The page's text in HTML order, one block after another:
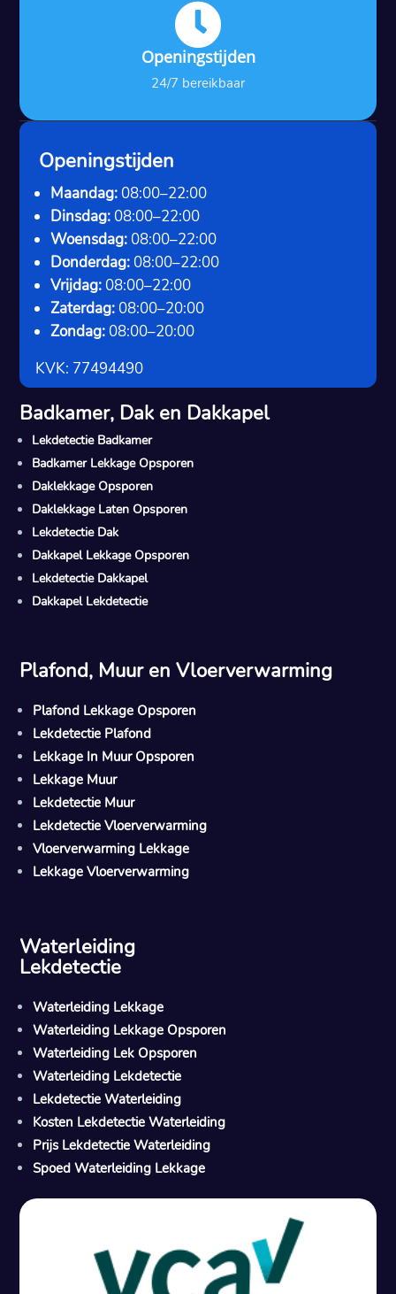

Openingstijden
24/7 bereikbaar
Openingstijden
Maandag: 08:00–22:00
Dinsdag: 08:00–22:00
Woensdag: 08:00–22:00
Donderdag: 08:00–22:00
Vrijdag: 08:00–22:00
Zaterdag: 08:00–20:00
Zondag: 08:00–20:00
KVK: 77494490
Badkamer, Dak en Dakkapel
Lekdetectie Badkamer
Badkamer Lekkage Opsporen
Daklekkage Opsporen
Daklekkage Laten Opsporen
Lekdetectie Dak
Dakkapel Lekkage Opsporen
Lekdetectie Dakkapel
Dakkapel Lekdetectie
Plafond, Muur en Vloerverwarming
Plafond Lekkage Opsporen
Lekdetectie Plafond
Lekkage In Muur Opsporen
Lekkage Muur
Lekdetectie Muur
Lekdetectie Vloerverwarming
Vloerverwarming Lekkage
Lekkage Vloerverwarming
Waterleiding
Lekdetectie
Waterleiding Lekkage
Waterleiding Lekkage Opsporen
Waterleiding Lek Opsporen
Waterleiding Lekdetectie
Lekdetectie Waterleiding
Kosten Lekdetectie Waterleiding
Prijs Lekdetectie Waterleiding
Spoed Waterleiding Lekkage